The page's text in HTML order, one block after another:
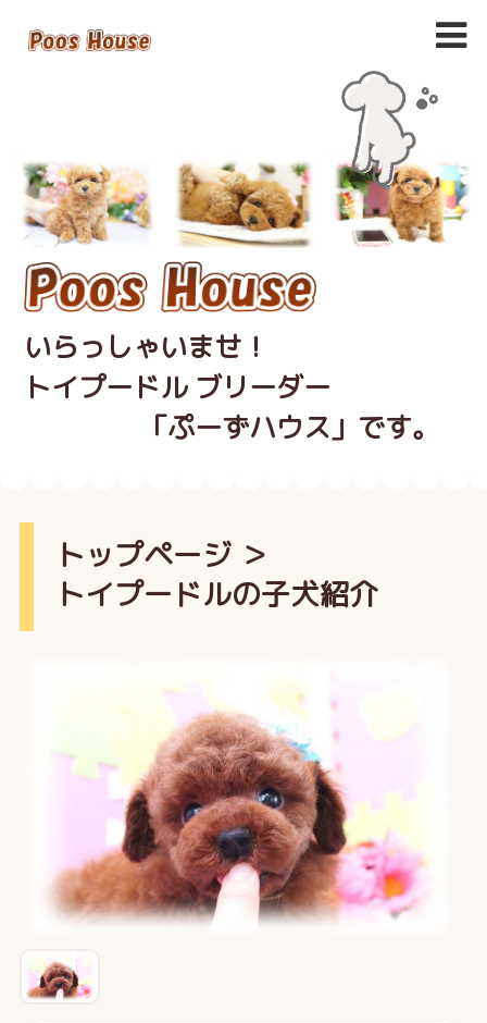
いらっしゃいませ！
トイプードル ブリーダー
「ぷーずハウス」です。
トップページ＞
トイプードルの子犬紹介